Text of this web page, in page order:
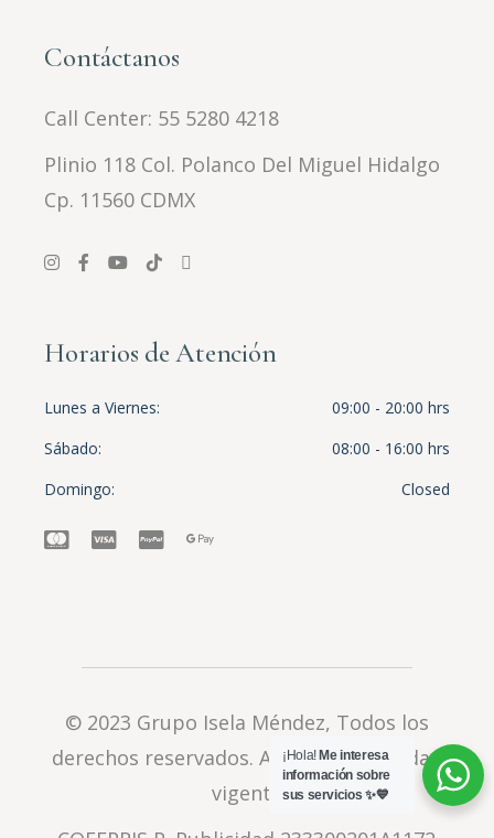
Contáctanos
Call Center: 55 5280 4218
Plinio 118 Col. Polanco Del Miguel Hidalgo
Cp. 11560 CDMX
Horarios de Atención
Lunes a Viernes
09:00 - 20:00 hrs
Sábado
08:00 - 16:00 hrs
Domingo
Closed
© 2023 Grupo Isela Méndez, Todos los
derechos reservados. Aviso de privacidad
vigente
¡Hola! Me interesa
información sobre
sus servicios ✨💙